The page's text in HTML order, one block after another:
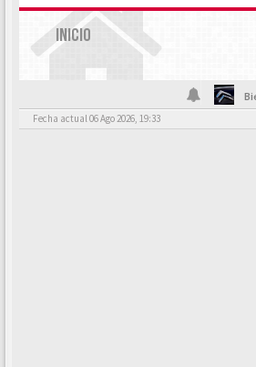
INICIO
Fecha actual 06 Ago 2026, 19:33